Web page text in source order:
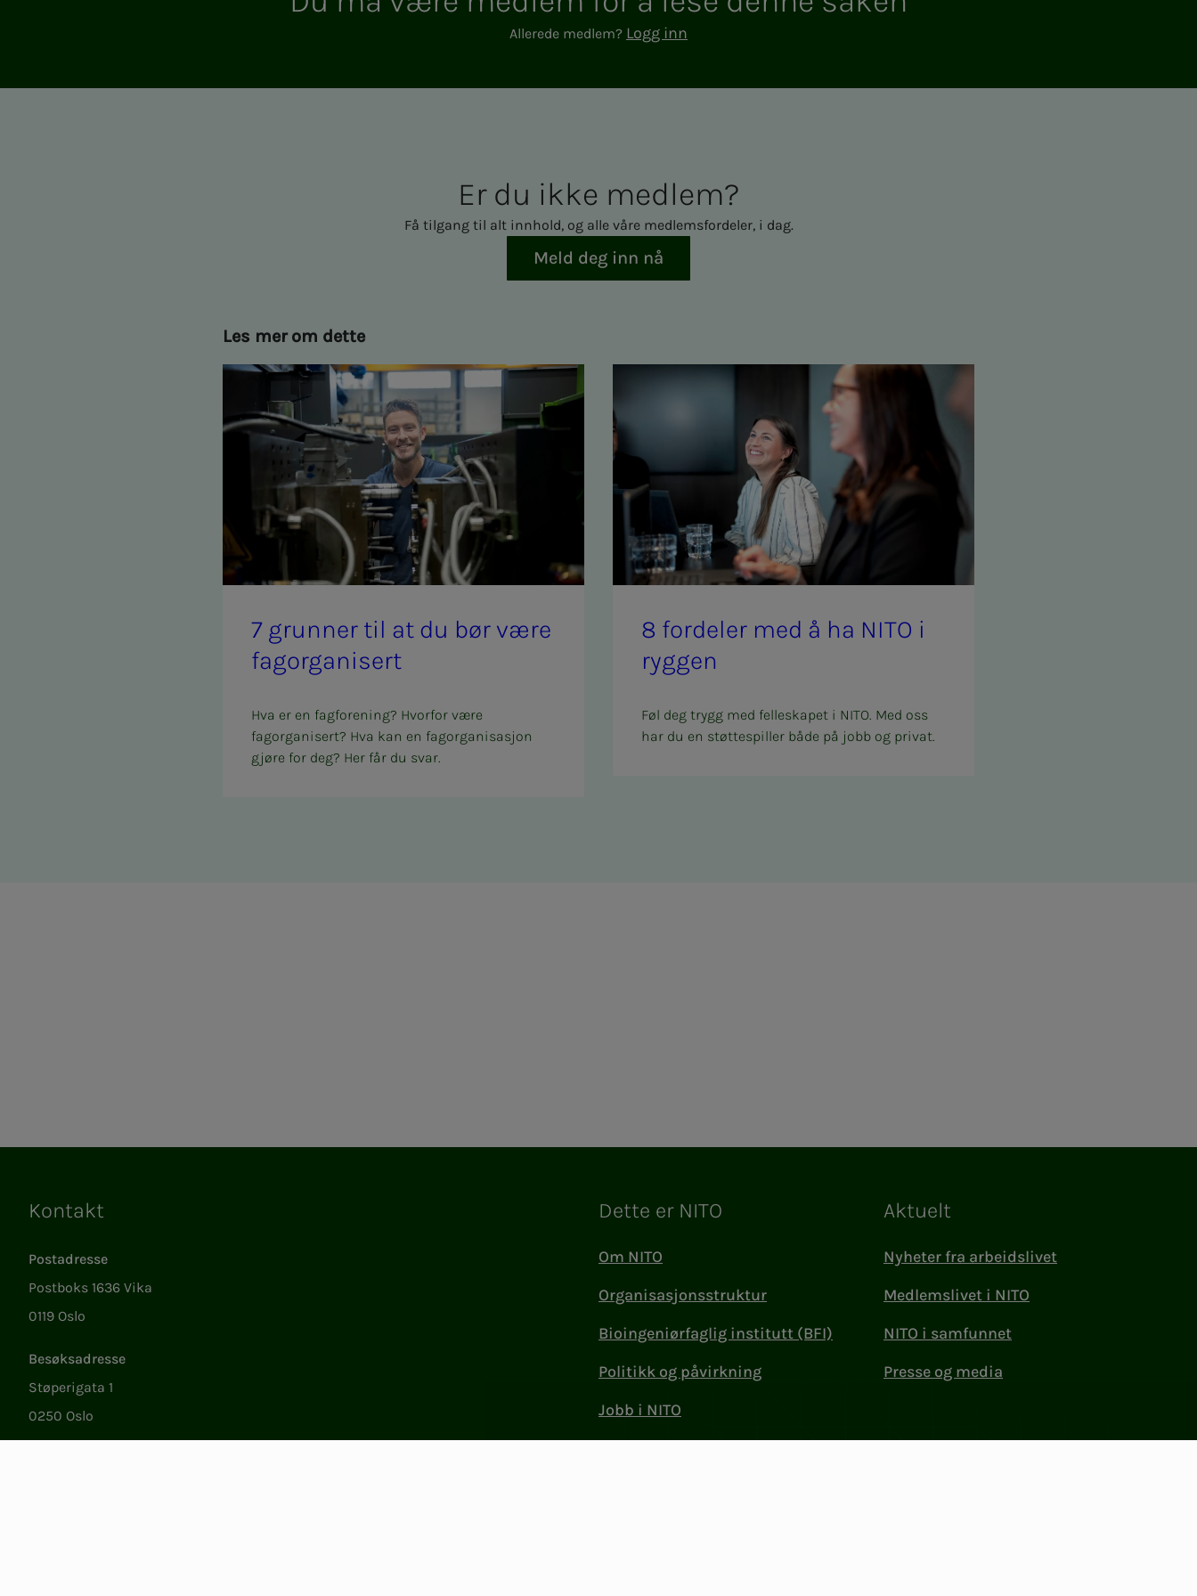
Allerede medlem? Logg inn
Er du ikke med­­­­­lem?
Få tilgang til alt innhold, og alle våre medlemsfordeler, i dag.
Meld deg inn nå
Les mer om dette
7 grun­­­ner til at du bør være
fag­or­­­ga­­­ni­­­sert
Hva er en fagforening? Hvorfor være
fagorganisert? Hva kan en fagorganisasjon
gjøre for deg? Her får du svar.
8 for­­­de­­­ler med å ha NITO i
ryg­­­gen
Føl deg trygg med felleskapet i NITO. Med oss
har du en støttespiller både på jobb og privat.
Kontakt
Postadresse
Postboks 1636 Vika
0119 Oslo
Besøksadresse
Støperigata 1
0250 Oslo
Dette er NITO
Om NITO
Organisasjonsstruktur
Bioingeniørfaglig institutt (BFI)
Politikk og påvirkning
Jobb i NITO
Aktuelt
Nyheter fra arbeidslivet
Medlemslivet i NITO
NITO i samfunnet
Presse og media